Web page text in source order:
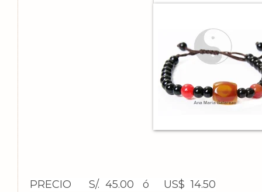
PRECIO S/. 45.00 ó US$ 14.50